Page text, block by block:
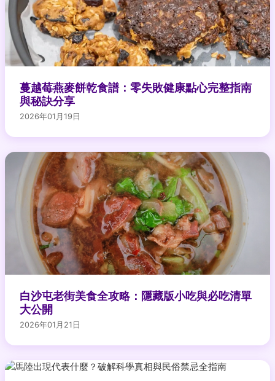
蔓越莓燕麥餅乾食譜：零失敗健康點心完整指南
與秘訣分享
2026年01月19日
白沙屯老街美食全攻略：隱藏版小吃與必吃清單
大公開
2026年01月21日